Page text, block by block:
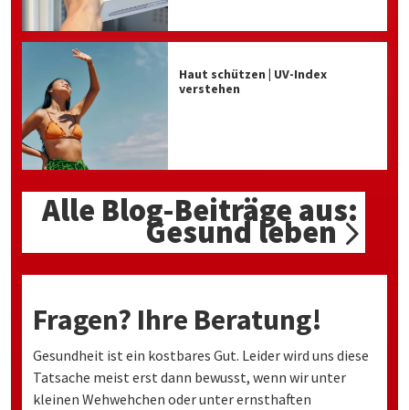
Haut schützen | UV-Index
verstehen
Alle Blog-Beiträge aus:
Gesund leben
Fragen? Ihre Beratung!
Gesundheit ist ein kostbares Gut. Leider wird uns diese
Tatsache meist erst dann bewusst, wenn wir unter
kleinen Wehwehchen oder unter ernsthaften